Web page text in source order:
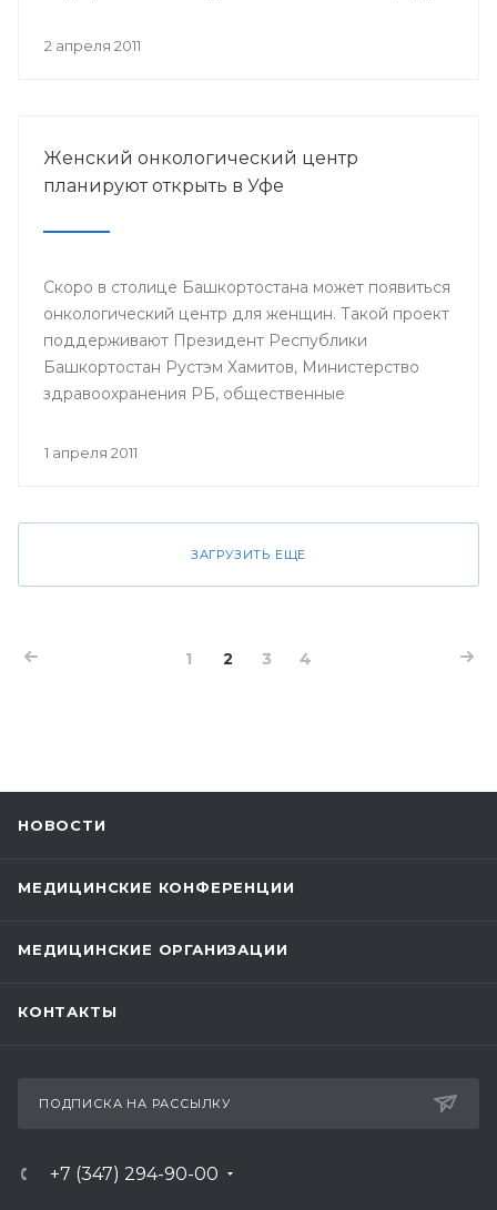
крови, измерить артериальное давление,
2 апреля 2011
Женский онкологический центр
планируют открыть в Уфе
Скоро в столице Башкортостана может появиться
онкологический центр для женщин. Такой проект
поддерживают Президент Республики
Башкортостан Рустэм Хамитов, Министерство
здравоохранения РБ, общественные
1 апреля 2011
ЗАГРУЗИТЬ ЕЩЕ
1 2 3 4
НОВОСТИ
МЕДИЦИНСКИЕ КОНФЕРЕНЦИИ
МЕДИЦИНСКИЕ ОРГАНИЗАЦИИ
КОНТАКТЫ
ПОДПИСКА НА РАССЫЛКУ
+7 (347) 294-90-00